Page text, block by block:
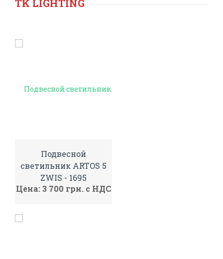
TK LIGHTING
Подвесной
светильник ARTOS 5
ZWIS - 1695
Цена: 3 700 грн. с НДС